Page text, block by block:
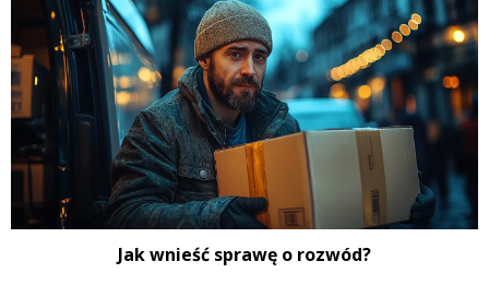
Jak wnieść sprawę o rozwód?